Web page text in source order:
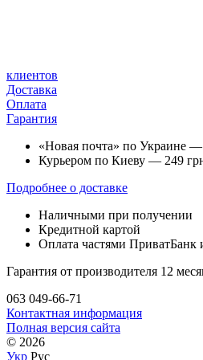
клиентов
Доставка
Оплата
Гарантия
«Новая почта» по Украине
Курьером по Киеву — 249
Подробнее о доставке
Наличными при получении
Кредитной картой
Оплата частями ПриватБанк
Гарантия от производителя 12
063 049-66-71
Контактная информация
Полная версия сайта
© 2026
Укр Рус